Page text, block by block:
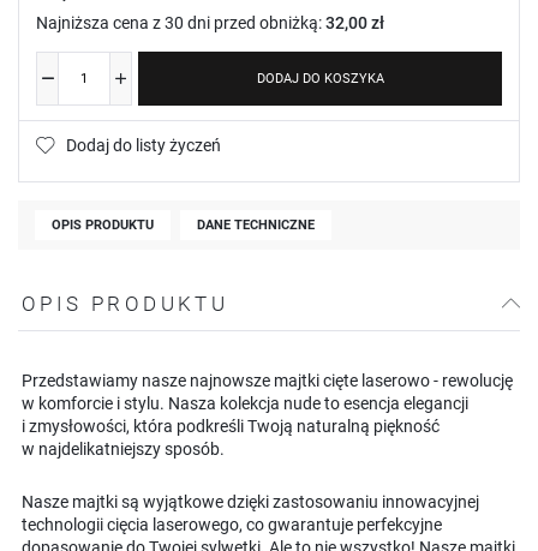
Najniższa cena z 30 dni przed obniżką:32,00 zł
DODAJ DO KOSZYKA
Dodaj do listy życzeń
OPIS PRODUKTU DANE TECHNICZNE
OPIS PRODUKTU
Przedstawiamy nasze najnowsze majtki cięte laserowo - rewolucję
w komforcie i stylu. Nasza kolekcja nude to esencja elegancji
i zmysłowości, która podkreśli Twoją naturalną piękność
w najdelikatniejszy sposób.
Nasze majtki są wyjątkowe dzięki zastosowaniu innowacyjnej
technologii cięcia laserowego, co gwarantuje perfekcyjne